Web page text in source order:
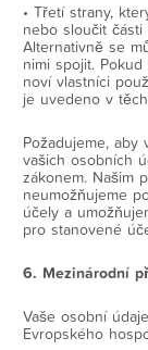
• Třetí strany,
nebo sloučit
Alternativně se
nimi spojit.
noví vlastníci
je uvedeno v
Požadujeme,
vašich osobních
zákonem. Našim
neumožňujeme
účely a
pro stanovené
6. Mezinárodní
Vaše osobní
Evropského